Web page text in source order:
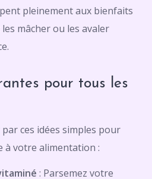
pleinement aux bienfaits
mâcher ou les avaler
pour tous les
ces idées simples pour
à votre alimentation :
: Parsemez votre